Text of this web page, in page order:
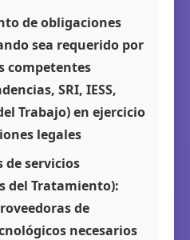
de obligaciones
sea requerido por
competentes
SRI, IESS,
Trabajo) en ejercicio
legales
de servicios
del Tratamiento):
de
necesarios